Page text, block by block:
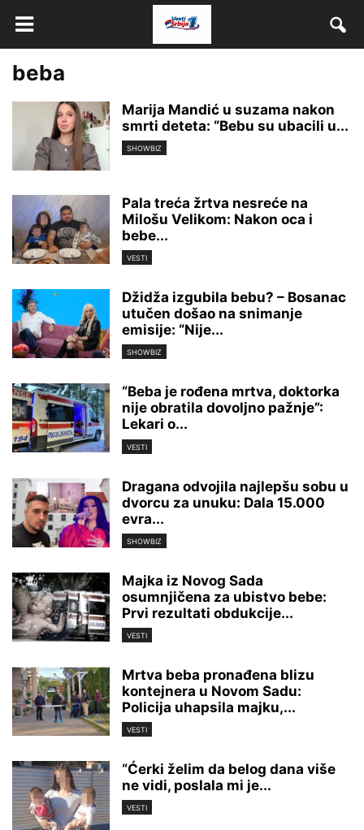
beba
Marija Mandić u suzama nakon
smrti deteta: “Bebu su ubacili u...
SHOWBIZ
Pala treća žrtva nesreće na
Milošu Velikom: Nakon oca i
bebe...
VESTI
Džidža izgubila bebu? – Bosanac
utučen došao na snimanje
emisije: “Nije...
SHOWBIZ
“Beba je rođena mrtva, doktorka
nije obratila dovoljno pažnje”:
Lekari o...
VESTI
Dragana odvojila najlepšu sobu u
dvorcu za unuku: Dala 15.000
evra...
SHOWBIZ
Majka iz Novog Sada
osumnjičena za ubistvo bebe:
Prvi rezultati obdukcije...
VESTI
Mrtva beba pronađena blizu
kontejnera u Novom Sadu:
Policija uhapsila majku,...
VESTI
“Ćerki želim da belog dana više
ne vidi, poslala mi je...
VESTI